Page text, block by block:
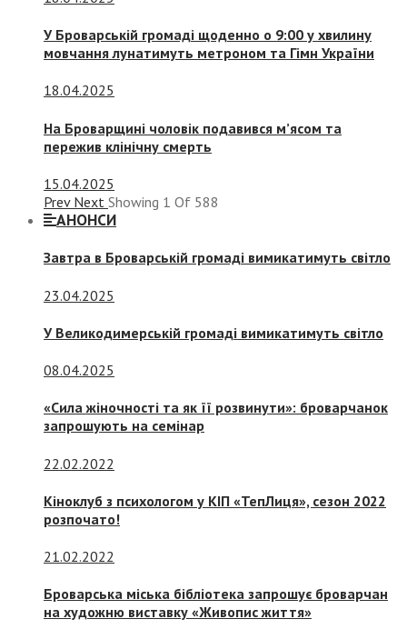
У Броварській громаді щоденно о 9:00 у хвилину
мовчання лунатимуть метроном та Гімн України
18.04.2025
На Броварщині чоловік подавився м’ясом та
пережив клінічну смерть
15.04.2025
Prev Next Showing 1 Of 588
АНОНСИ
Завтра в Броварській громаді вимикатимуть світло
23.04.2025
У Великодимерській громаді вимикатимуть світло
08.04.2025
«Сила жіночності та як її розвинути»: броварчанок
запрошують на семінар
22.02.2022
Кіноклуб з психологом у КІП «ТепЛиця», сезон 2022
розпочато!
21.02.2022
Броварська міська бібліотека запрошує броварчан
на художню виставку «Живопис життя»